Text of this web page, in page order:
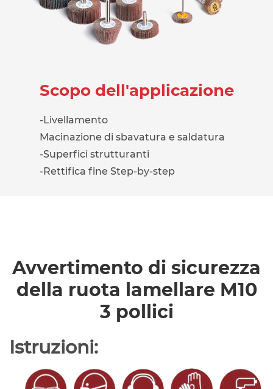
Scopo dell'applicazione
-Livellamento
Macinazione di sbavatura e saldatura
-Superfici strutturanti
-Rettifica fine Step-by-step
Avvertimento di sicurezza
della ruota lamellare M10
3 pollici
Istruzioni: